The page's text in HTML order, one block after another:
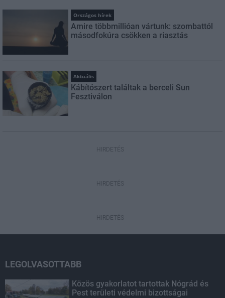
Országos hírek
Amire többmillióan vártunk: szombattól
másodfokúra csökken a riasztás
Aktuális
Kábítószert találtak a berceli Sun
Fesztiválon
HIRDETÉS
HIRDETÉS
HIRDETÉS
LEGOLVASOTTABB
Közös gyakorlatot tartottak Nógrád és
Pest területi védelmi bizottságai